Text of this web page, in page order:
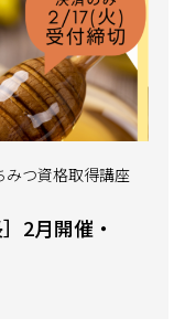
みつ資格取得講座
2月開催・